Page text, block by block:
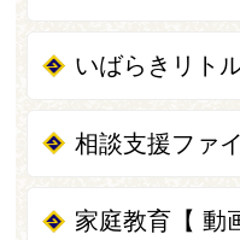
いばらきリト
相談支援ファ
家庭教育【 動